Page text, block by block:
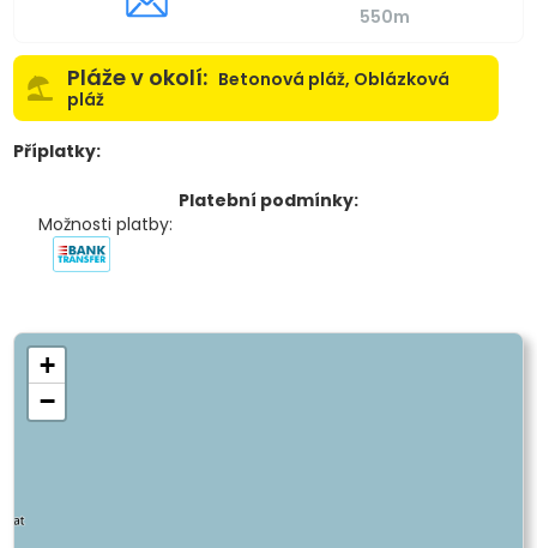
550m
Pláže v okolí: Betonová pláž, Oblázková
pláž
Příplatky:
Platební podmínky:
Možnosti platby:
+
−